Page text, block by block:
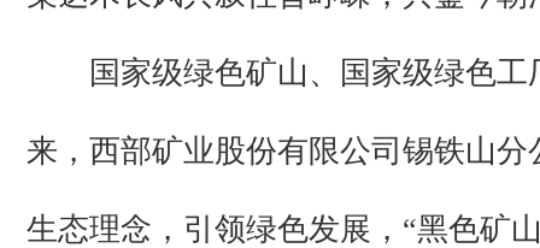
国家级绿色矿山、国家级绿色
来，西部矿业股份有限公司锡铁山分
生态理念，引领绿色发展，“黑色矿